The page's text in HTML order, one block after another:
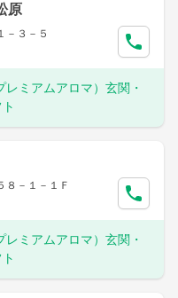
原
－３－５
ミアムアロマ）玄関・
８－１－１Ｆ
ミアムアロマ）玄関・